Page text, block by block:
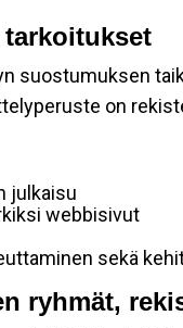
suostumuksen
on
julkaisu
webbisivut
sekä
ryhmät,